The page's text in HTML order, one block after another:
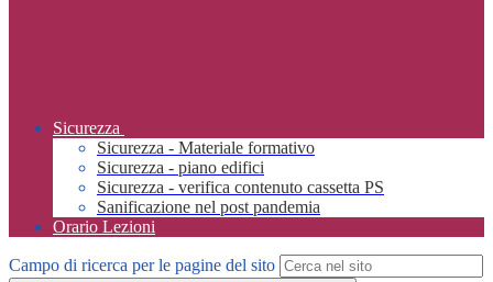
Sicurezza
Sicurezza - Materiale formativo
Sicurezza - piano edifici
Sicurezza - verifica contenuto cassetta PS
Sanificazione nel post pandemia
Orario Lezioni
Campo di ricerca per le pagine del sito